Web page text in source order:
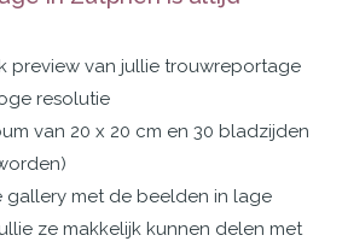
preview van jullie trouwreportage
resolutie
van 20 x 20 cm en 30 bladzijden
gallery met de beelden in lage
ze makkelijk kunnen delen met